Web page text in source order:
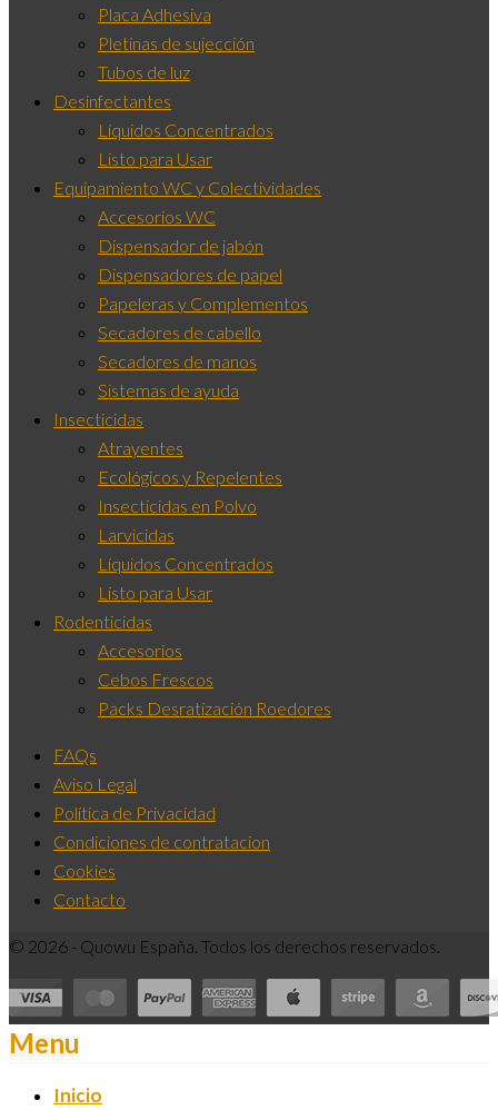
Placa Adhesiva
Pletinas de sujección
Tubos de luz
Desinfectantes
Líquidos Concentrados
Listo para Usar
Equipamiento WC y Colectividades
Accesorios WC
Dispensador de jabón
Dispensadores de papel
Papeleras y Complementos
Secadores de cabello
Secadores de manos
Sistemas de ayuda
Insecticidas
Atrayentes
Ecológicos y Repelentes
Insecticidas en Polvo
Larvicidas
Líquidos Concentrados
Listo para Usar
Rodenticidas
Accesorios
Cebos Frescos
Packs Desratización Roedores
FAQs
Aviso Legal
Política de Privacidad
Condiciones de contratacion
Cookies
Contacto
© 2026 - Quowu España. Todos los derechos reservados.
Menu
Inicio